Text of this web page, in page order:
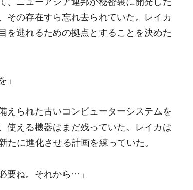
その存在すら忘れ去られていた。レイカ
を逃れるための拠点とすることを決めた
」
えられた古いコンピューターシステムを
使える機器はまだ残っていた。レイカは
に進化させる計画を練っていた。
要ね。それから…」